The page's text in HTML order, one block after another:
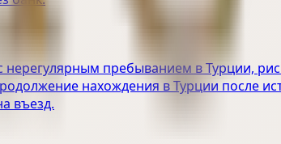
пребыванием в Турции,
нахождения в Турции после
въезд.